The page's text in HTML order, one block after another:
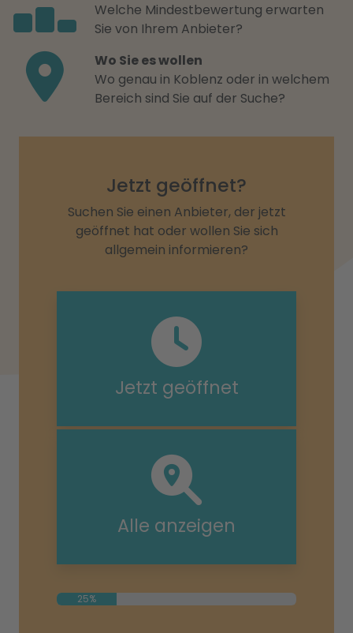
Welche Mindestbewertung erwarten
Sie von Ihrem Anbieter?
Wo Sie es wollen
Wo genau in Koblenz oder in welchem
Bereich sind Sie auf der Suche?
Jetzt geöffnet?
Suchen Sie einen Anbieter, der jetzt
geöffnet hat oder wollen Sie sich
allgemein informieren?
Jetzt geöffnet
Alle anzeigen
25%